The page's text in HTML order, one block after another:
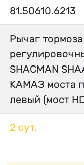
81.50610.6213
Рычаг тормоза
SHACMAN
КАМАЗ моста
левый (мост
2 сут.